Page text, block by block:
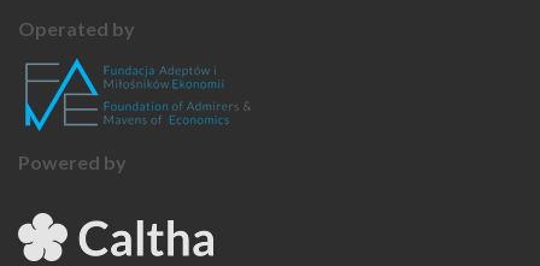
Operated by
Powered by